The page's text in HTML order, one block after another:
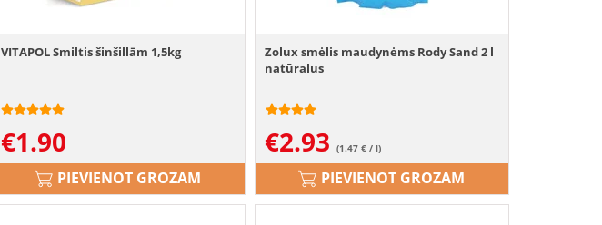
VITAPOL Smiltis šinšillām 1,5kg
€1.90
PIEVIENOT GROZAM
Zolux smėlis maudynėms Rody Sand 2 l
natūralus
€2.93 (1.47 € / l)
PIEVIENOT GROZAM